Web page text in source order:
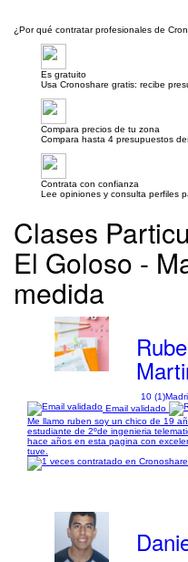
¿Por qué contratar profesionales de
Es gratuito
Usa Cronoshare gratis: recibe
Compara precios de tu zona
Compara hasta 4 presupuestos
Contrata con confianza
Lee opiniones y consulta perfiles
Clases
El Goloso -
medida
10 (1)
Email validado
Me llamo ruben soy un chico de 19
estudiante de 2ºde ingenieria
hace años en esta pagina con
tuve.